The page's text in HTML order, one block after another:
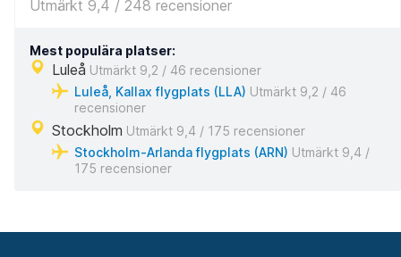
Utmärkt 9,4 / 248 recensioner
Mest populära platser:
Luleå Utmärkt 9,2 / 46 recensioner
Luleå, Kallax flygplats (LLA) Utmärkt 9,2 / 46
recensioner
Stockholm Utmärkt 9,4 / 175 recensioner
Stockholm-Arlanda flygplats (ARN) Utmärkt 9,4 /
175 recensioner